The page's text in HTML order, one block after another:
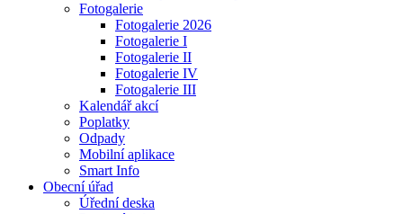
Fotogalerie
Fotogalerie 2026
Fotogalerie I
Fotogalerie II
Fotogalerie IV
Fotogalerie III
Kalendář akcí
Poplatky
Odpady
Mobilní aplikace
Smart Info
Obecní úřad
Úřední deska